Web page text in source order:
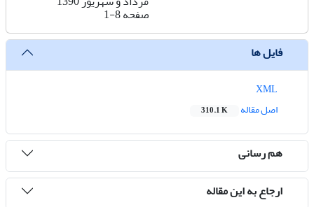
صفحه1-8
فایل ها
اصل مقاله
310.1 K
هم رسانی
ارجاع به این مقاله